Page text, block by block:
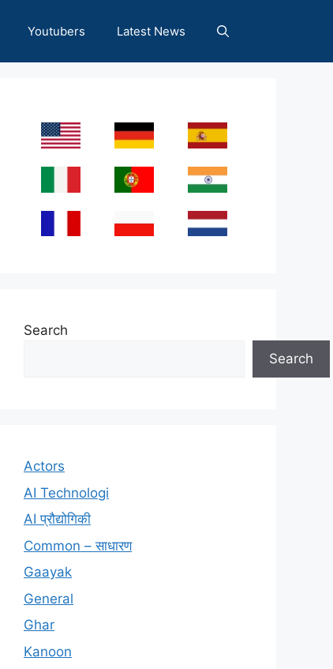
Youtubers Latest News
Search
Search
Actors
AI Technologi
AI प्रौद्योगिकी
Common – साधारण
Gaayak
General
Ghar
Kanoon